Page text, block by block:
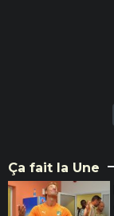
Ça fait la Une